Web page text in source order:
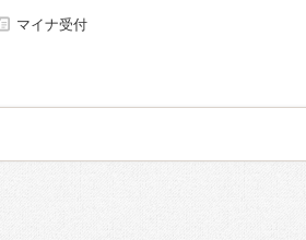
マイナ受付